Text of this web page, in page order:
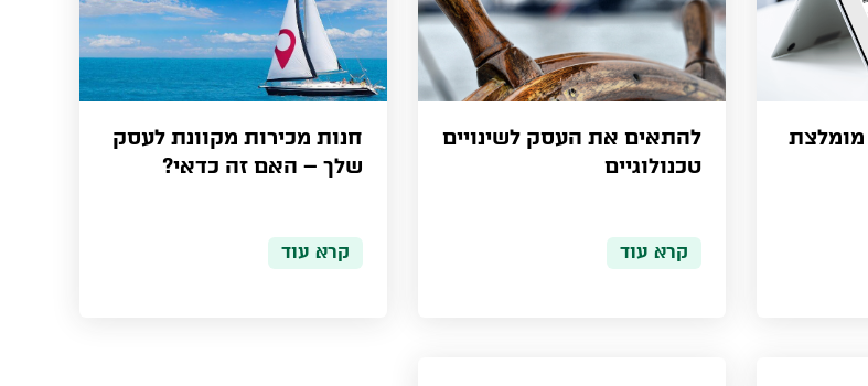
מומלצת
להתאים את העסק לשינויים
טכנולוגיים
קרא עוד
חנות מכירות מקוונת לעסק
שלך – האם זה כדאי?
קרא עוד